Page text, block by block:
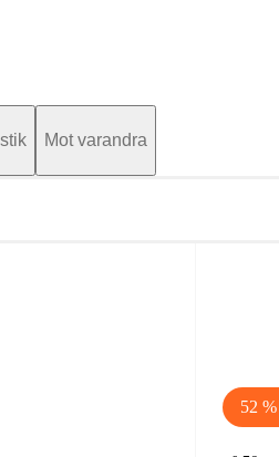
Mot varandra
52 %